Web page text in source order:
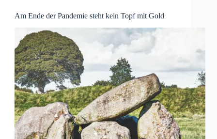
Am Ende der Pandemie steht kein Topf mit Gold